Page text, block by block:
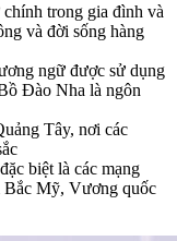
trong gia đình và
và đời sống hàng
ngữ được sử dụng
Đào Nha là ngôn
Tây, nơi các
biệt là các mạng
Bắc Mỹ, Vương quốc